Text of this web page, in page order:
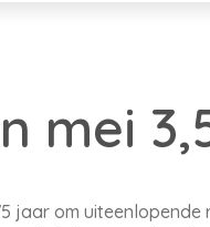
mei
jaar om